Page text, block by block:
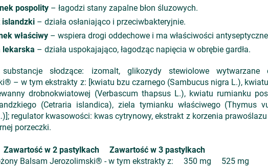
pospolity – łagodzi stany zapalne błon śluzowych.
islandzki – działa osłaniająco i przeciwbakteryjnie.
właściwy – wspiera drogi oddechowe i ma właściwości
lekarska – działa uspokajająco, łagodząc napięcia w obrębie gardła.
substancje słodzące: izomalt, glikozydy stewiolowe wytwarzane
– w tym ekstrakty z: [kwiatu bzu czarnego (Sambucus nigra L.),
drobnokwiatowej (Verbascum thapsus L.), kwiatu rumianku
(Cetraria islandica), ziela tymianku właściwego (Thymus
regulator kwasowości: kwas cytrynowy, ekstrakt z korzenia
porzeczki.
w 2 pastylkach Zawartość w 3 pastylkach
Balsam Jerozolimski® - w tym ekstrakty z: 350 mg 525 mg